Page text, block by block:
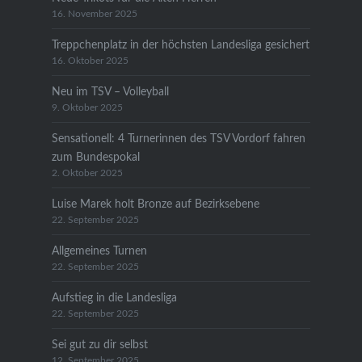
16. November 2025
Treppchenplatz in der höchsten Landesliga gesichert
16. Oktober 2025
Neu im TSV – Volleyball
9. Oktober 2025
Sensationell: 4 Turnerinnen des TSV Vordorf fahren
zum Bundespokal
2. Oktober 2025
Luise Marek holt Bronze auf Bezirksebene
22. September 2025
Allgemeines Turnen
22. September 2025
Aufstieg in die Landesliga
22. September 2025
Sei gut zu dir selbst